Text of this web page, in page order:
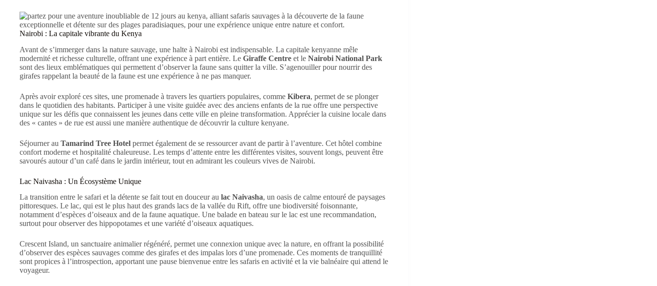
Nairobi : La capitale vibrante du Kenya
Avant de s’immerger dans la nature sauvage, une halte à Nairobi est indispensable. La capitale kenyanne mêle
modernité et richesse culturelle, offrant une expérience à part entière. Le Giraffe Centre et le Nairobi National Park
sont des lieux emblématiques qui permettent d’observer la faune sans quitter la ville. S’agenouiller pour nourrir des
girafes rappelant la beauté de la faune est une expérience à ne pas manquer.
Après avoir exploré ces sites, une promenade à travers les quartiers populaires, comme Kibera, permet de se plonger
dans le quotidien des habitants. Participer à une visite guidée avec des anciens enfants de la rue offre une perspective
unique sur les défis que connaissent les jeunes dans cette ville en pleine transformation. Apprécier la cuisine locale dans
des « cantes » de rue est aussi une manière authentique de découvrir la culture kenyane.
Séjourner au Tamarind Tree Hotel permet également de se ressourcer avant de partir à l’aventure. Cet hôtel combine
confort moderne et hospitalité chaleureuse. Les temps d’attente entre les différentes visites, souvent longs, peuvent être
savourés autour d’un café dans le jardin intérieur, tout en admirant les couleurs vives de Nairobi.
Lac Naivasha : Un Écosystème Unique
La transition entre le safari et la détente se fait tout en douceur au lac Naivasha, un oasis de calme entouré de paysages
pittoresques. Le lac, qui est le plus haut des grands lacs de la vallée du Rift, offre une biodiversité foisonnante,
notamment d’espèces d’oiseaux and de la faune aquatique. Une balade en bateau sur le lac est une recommandation,
surtout pour observer des hippopotames et une variété d’oiseaux aquatiques.
Crescent Island, un sanctuaire animalier régénéré, permet une connexion unique avec la nature, en offrant la possibilité
d’observer des espèces sauvages comme des girafes et des impalas lors d’une promenade. Ces moments de tranquillité
sont propices à l’introspection, apportant une pause bienvenue entre les safaris en activité et la vie balnéaire qui attend le
voyageur.